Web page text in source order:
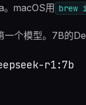
。macOS用 brew
一个模型。7B的
ollama pull deepseek-r1:7b